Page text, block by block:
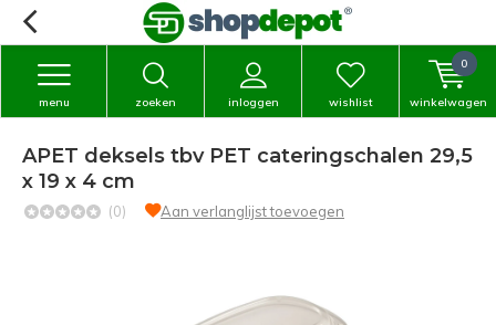
zoeken inloggen
menu wishlist winkelwagen
0
APET deksels tbv PET cateringschalen 29,5
x 19 x 4 cm
(0) Aan verlanglijst toevoegen